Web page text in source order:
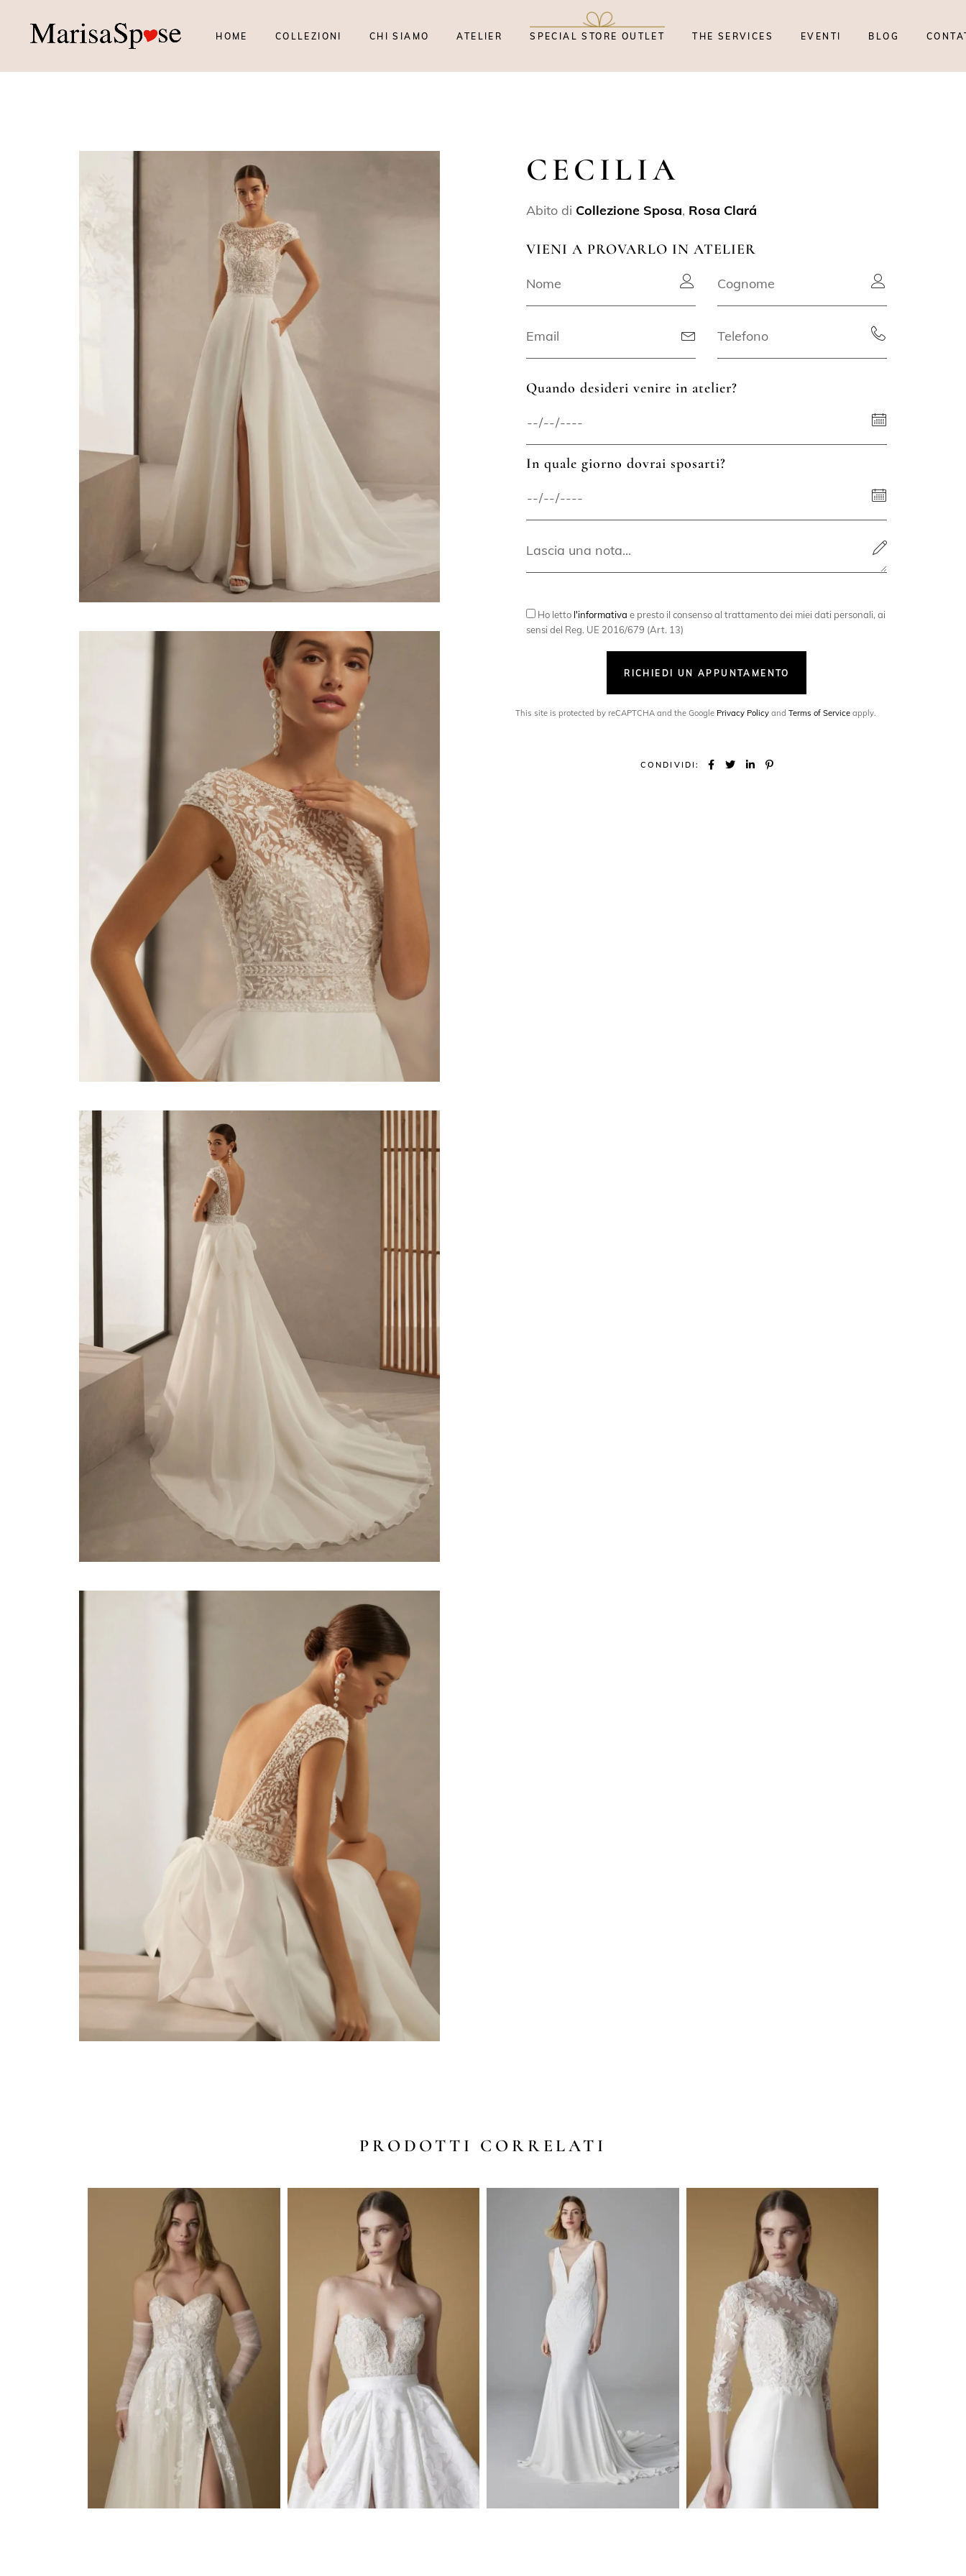
HOME COLLEZIONI CHI SIAMO ATELIER SPECIAL STORE OUTLET THE SERVICES EVENTI BLOG
CECILIA
Abito di Collezione Sposa, Rosa Clará
VIENI A PROVARLO IN ATELIER
Quando desideri venire in atelier?
In quale giorno dovrai sposarti?
Ho letto l'informativa e presto il consenso al trattamento dei miei dati personali, ai
sensi del Reg. UE 2016/679 (Art. 13)
RICHIEDI UN APPUNTAMENTO
This site is protected by reCAPTCHA and the Google Privacy Policy and Terms of Service apply.
CONDIVIDI:
PRODOTTI CORRELATI